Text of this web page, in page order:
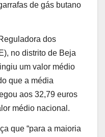
de gás butano
dos
no distrito de Beja
um valor médio
que a média
aos 32,79 euros
médio nacional.
que “para a maioria